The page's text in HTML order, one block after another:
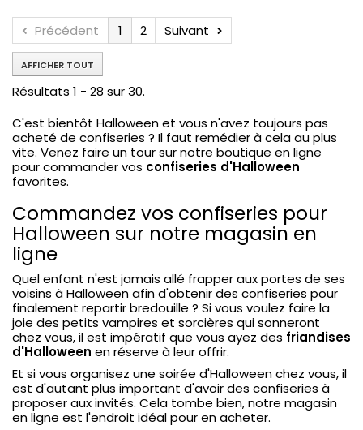
Précédent 1 2 Suivant
AFFICHER TOUT
Résultats 1 - 28 sur 30.
C'est bientôt Halloween et vous n'avez toujours pas
acheté de confiseries ? Il faut remédier à cela au plus
vite. Venez faire un tour sur notre boutique en ligne
pour commander vos confiseries d'Halloween
favorites.
Commandez vos confiseries pour
Halloween sur notre magasin en
ligne
Quel enfant n'est jamais allé frapper aux portes de ses
voisins à Halloween afin d'obtenir des confiseries pour
finalement repartir bredouille ? Si vous voulez faire la
joie des petits vampires et sorcières qui sonneront
chez vous, il est impératif que vous ayez des friandises
d'Halloween en réserve à leur offrir.
Et si vous organisez une soirée d'Halloween chez vous, il
est d'autant plus important d'avoir des confiseries à
proposer aux invités. Cela tombe bien, notre magasin
en ligne est l'endroit idéal pour en acheter.